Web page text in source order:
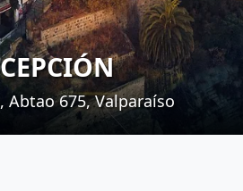
Abtao 675, Valparaíso